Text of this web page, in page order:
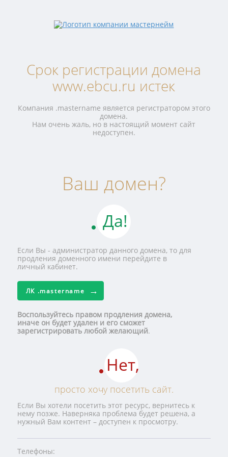
Срок регистрации домена
www.ebcu.ru истек
Компания .mastername является регистратором этого
домена.
Нам очень жаль, но в настоящий момент сайт
недоступен.
Ваш домен?
Да!
Если Вы - администратор данного домена, то для
продления доменного имени перейдите в
личный кабинет.
ЛК .mastername
Воспользуйтесь правом продления домена,
иначе он будет удален и его сможет
зарегистрировать любой желающий.
Нет,
просто хочу посетить сайт.
Если Вы хотели посетить этот ресурс, вернитесь к
нему позже. Наверняка проблема будет решена, а
нужный Вам контент – доступен к просмотру.
Телефоны: